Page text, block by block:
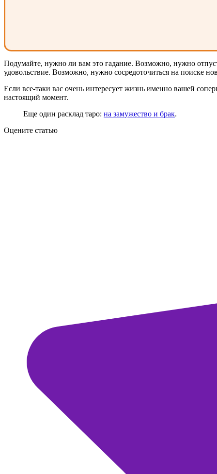
Подумайте, нужно ли вам это гадание. Возможно, нужно
удовольствие. Возможно, нужно сосредоточиться на поиске
Если все-таки вас очень интересует жизнь именно вашей
настоящий момент.
Еще один расклад таро: на замужество и брак.
Оцените статью